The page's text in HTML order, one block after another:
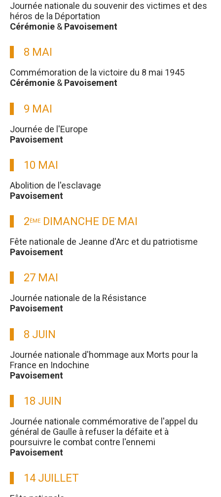
Journée nationale du souvenir des victimes et des
héros de la Déportation
Cérémonie & Pavoisement
8 MAI
Commémoration de la victoire du 8 mai 1945
Cérémonie & Pavoisement
9 MAI
Journée de l'Europe
Pavoisement
10 MAI
Abolition de l'esclavage
Pavoisement
2ÈME DIMANCHE DE MAI
Fête nationale de Jeanne d'Arc et du patriotisme
Pavoisement
27 MAI
Journée nationale de la Résistance
Pavoisement
8 JUIN
Journée nationale d'hommage aux Morts pour la
France en Indochine
Pavoisement
18 JUIN
Journée nationale commémorative de l'appel du
général de Gaulle à refuser la défaite et à
poursuivre le combat contre l'ennemi
Pavoisement
14 JUILLET